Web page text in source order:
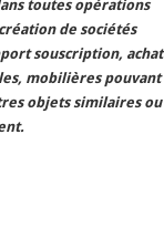
toutes opérations
de sociétés
souscription, achat
mobilières pouvant
objets similaires ou